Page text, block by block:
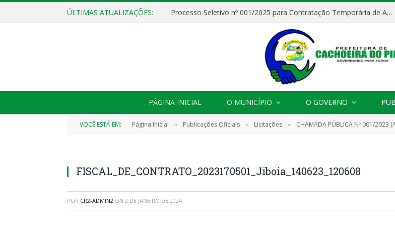
ÚLTIMAS ATUALIZAÇÕES: Processo Seletivo nº 001/2025 para Contratação Temporária de Agentes Comunitários de Saúde (ACS)
PÁGINA INICIAL O MUNICÍPIO O GOVERNO
VOCÊ ESTÁ EM: Página Inicial » Publicações Oficiais » Licitações » CHAMADA PÚBLICA Nº 001/2023 (Aquisição de gêneros
FISCAL_DE_CONTRATO_2023170501_Jiboia_140623_120608
POR CR2-ADMIN2 ON 2 DE JANEIRO DE 2024